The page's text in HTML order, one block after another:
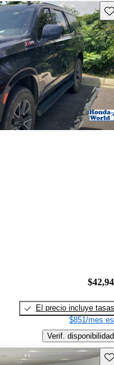
El precio incluye tasas
$851/mes
Verif. disponibilidad